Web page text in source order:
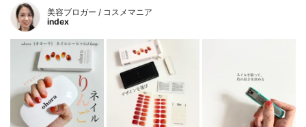
美容ブロガー / コスメマニア
index